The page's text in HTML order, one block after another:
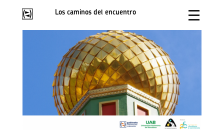
Los caminos del encuentro